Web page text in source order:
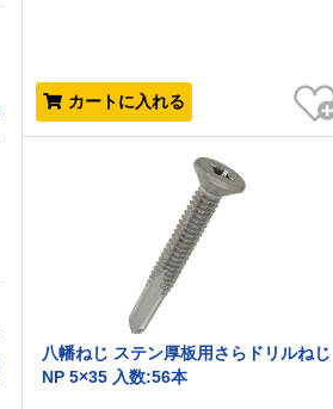
カートに入れる
お気に入り
八幡ねじ ステン厚板用さらドリルねじ
NP 5×35 入数:56本